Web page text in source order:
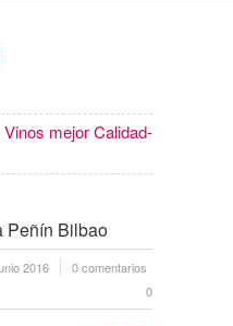
Vinos mejor Calidad-
Peñín Bilbao
2016
0 comentarios
0